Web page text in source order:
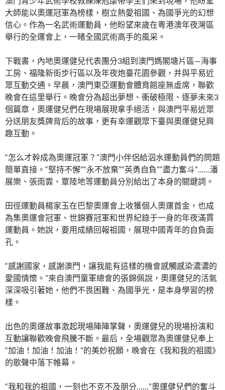
大師能以奧運冠軍為榜樣，樹立熱愛祖國、為國爭光的幻想
信心。作為一名武術運動員，他盼望來歲在粵港澳年夜灣區
舉行的全運會上，一睹全國武術高手的風采。
下戰書，內地奧運健兒代表團分3組到澳門媽閣塘片區—海事
工房、福隆新街步行區以及年夜炮臺花園參觀，并與平易近
眾互動交通。早晨，澳門東亞運動會體育館座無虛席，聯歡
晚會在這里舉行。晚會分為超出夢想、衝破極限、逐夢未來3
個篇章，奧運健兒們在現場展現拿手絕活，與澳門平易近眾
分送朋友獎牌背后的故事，更有幸運觀眾下臺與奧運健兒興
趣互動。
“怎么才幹成為奧運冠軍？”澳門小伴侶給泅水運動員們的問題
簡單直接。“堅持不懈”“永不放棄”“英勇自負”“盡力奮斗”……潘
展樂、張雨霏、覃陸地等運動員分別給出了本身的關鍵詞。
田徑運動員楊家玉在巴黎奧運會上收獲個人奧運首金，也成
為集奧運會冠軍、世錦賽冠軍和世界紀錄于一身的年夜滿貫
運動員。她說，要用成績回報祖國，展現中國青年的自負面
孔。
“感謝國家，感謝澳門，讓我能有這樣的機會感觸感染濃濃的
愛國情懷。”來自澳門童軍總會的張錦佩說，奧運健兒的活氣
深深吸引著她，他們不畏困難、為國爭光，是本身學習的榜
樣。
出色的奧運故事激起現場陣陣掌聲，奧運健兒的現場扮演和
互動讓聯歡晚會飛騰不斷。最后，全場觀眾為奧運健兒奉上
“加油！加油！加油！”的美妙祝願，晚會在《我和我的祖國》
的歌聲中落下帷幕。
“我和我的祖國，一刻也不克不及朋分……”奧運健兒們的奮斗